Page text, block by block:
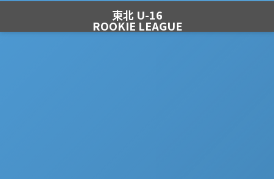
東北 U-16
ROOKIE LEAGUE